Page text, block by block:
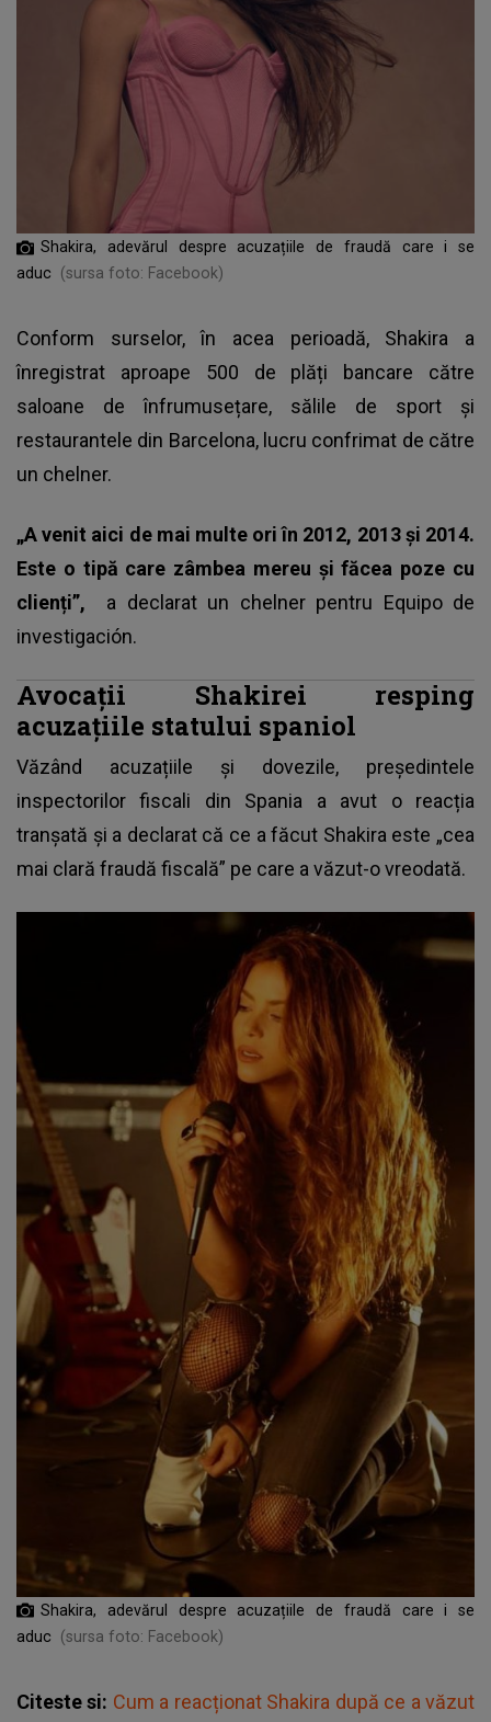
Shakira, adevărul despre acuzațiile de fraudă care i se
aduc
(sursa foto: Facebook)
Conform surselor, în acea perioadă, Shakira a
înregistrat aproape 500 de plăți bancare către
saloane de înfrumusețare, sălile de sport și
restaurantele din Barcelona, lucru confrimat de către
un chelner.
„A venit aici de mai multe ori în 2012, 2013 și 2014.
Este o tipă care zâmbea mereu și făcea poze cu
clienți”, a declarat un chelner pentru Equipo de
investigación.
Avocații Shakirei resping
acuzațiile statului spaniol
Văzând acuzațiile și dovezile, președintele
inspectorilor fiscali din Spania a avut o reacția
tranșată și a declarat că ce a făcut Shakira este „cea
mai clară fraudă fiscală” pe care a văzut-o vreodată.
Shakira, adevărul despre acuzațiile de fraudă care i se
aduc
(sursa foto: Facebook)
Citeste si: Cum a reacționat Shakira după ce a văzut